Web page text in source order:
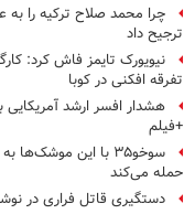
چرا محمد صلاح ترکیه را به
ترجیح داد
نیویورک تایمز فاش کرد:
تفرقه افکنی در کوبا
هشدار افسر ارشد
+فیلم
سوخو۳۵ با این
حمله می‌کند
دستگیری قاتل فراری در